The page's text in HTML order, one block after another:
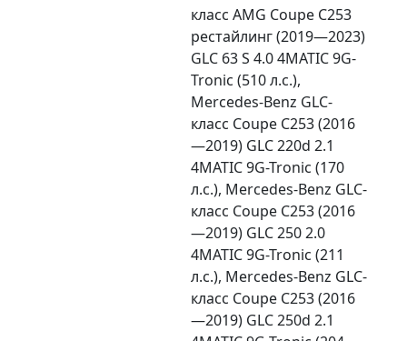
класс AMG Coupe C253
рестайлинг (2019—2023)
GLC 63 S 4.0 4MATIC 9G-
Tronic (510 л.с.),
Mercedes-Benz GLC-
класс Coupe C253 (2016
—2019) GLC 220d 2.1
4MATIC 9G-Tronic (170
л.с.), Mercedes-Benz GLC-
класс Coupe C253 (2016
—2019) GLC 250 2.0
4MATIC 9G-Tronic (211
л.с.), Mercedes-Benz GLC-
класс Coupe C253 (2016
—2019) GLC 250d 2.1